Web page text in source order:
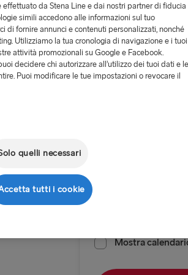
Da 107.00€
Harwich →
Belfast → Liverpool
Cairnryan → Belfast
Mostra
da Stena Line e dai nostri partner di fiducia
simili accedono alle informazioni sul tuo
di fornire annunci e contenuti personalizzati, nonché
Utilizziamo la tua cronologia di navigazione e i tuoi
attività promozionali su Google e Facebook.
decidere chi autorizzare all’utilizzo dei tuoi dati e le
Puoi modificare le tue impostazioni o revocare il
quelli necessari
tutti i cookie